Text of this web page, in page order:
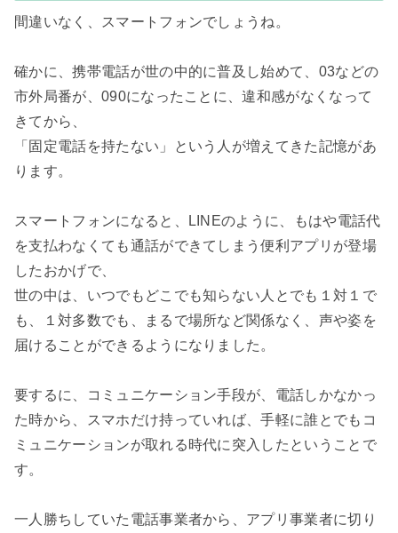
間違いなく、スマートフォンでしょうね。
確かに、携帯電話が世の中的に普及し始めて、03などの
市外局番が、090になったことに、違和感がなくなって
きてから、
「固定電話を持たない」という人が増えてきた記憶があ
ります。
スマートフォンになると、LINEのように、もはや電話代
を支払わなくても通話ができてしまう便利アプリが登場
したおかげで、
世の中は、いつでもどこでも知らない人とでも１対１で
も、１対多数でも、まるで場所など関係なく、声や姿を
届けることができるようになりました。
要するに、コミュニケーション手段が、電話しかなかっ
た時から、スマホだけ持っていれば、手軽に誰とでもコ
ミュニケーションが取れる時代に突入したということで
す。
一人勝ちしていた電話事業者から、アプリ事業者に切り